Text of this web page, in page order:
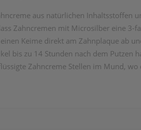
aus natürlichen Inhaltsstoffen
Zahncremen mit Microsilber eine
Keime direkt am Zahnplaque ab
bis zu 14 Stunden nach dem
Zahncreme Stellen im Mund,